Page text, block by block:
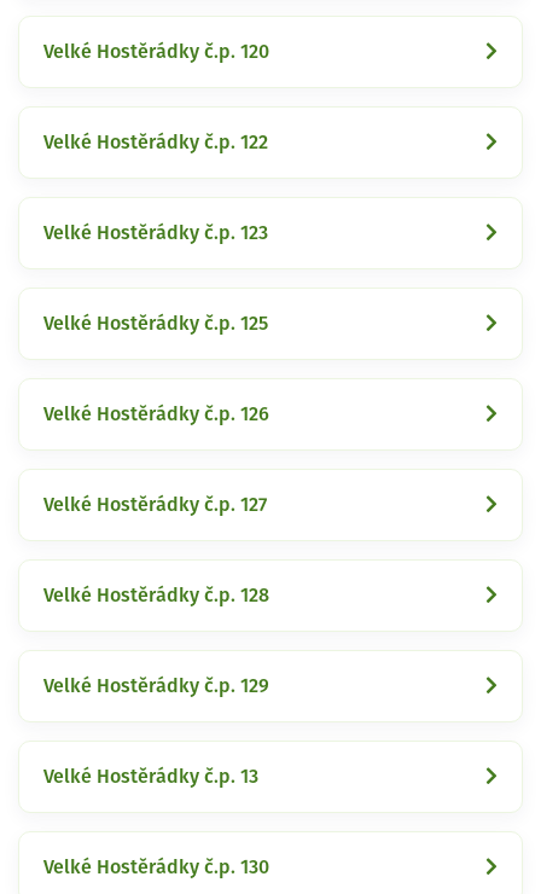
Velké Hostěrádky č.p. 120
Velké Hostěrádky č.p. 122
Velké Hostěrádky č.p. 123
Velké Hostěrádky č.p. 125
Velké Hostěrádky č.p. 126
Velké Hostěrádky č.p. 127
Velké Hostěrádky č.p. 128
Velké Hostěrádky č.p. 129
Velké Hostěrádky č.p. 13
Velké Hostěrádky č.p. 130